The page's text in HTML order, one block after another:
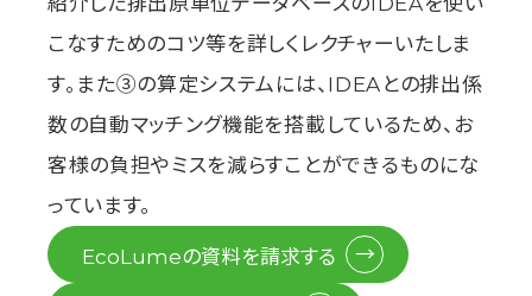
こなすためのコツ等を詳しくレクチャーいたしま
す。また③の算定システムには、IDEAとの排出係
数の自動マッチング機能を搭載しているため、お
客様の負担やミスを減らすことができるものにな
っています。
EcoLumeの資料を請求する